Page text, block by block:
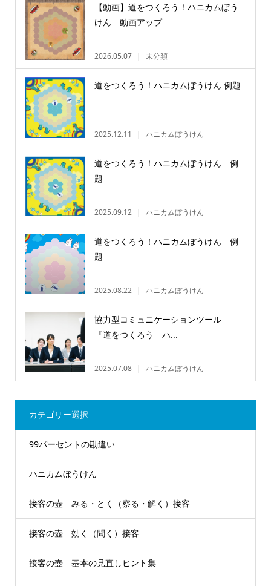
【動画】道をつくろう！ハニカムぼう
けん 動画アップ
2026.05.07 未分類
道をつくろう！ハニカムぼうけん 例題
2025.12.11 ハニカムぼうけん
道をつくろう！ハニカムぼうけん 例
題
2025.09.12 ハニカムぼうけん
道をつくろう！ハニカムぼうけん 例
題
2025.08.22 ハニカムぼうけん
協力型コミュニケーションツール
『道をつくろう ハ...
2025.07.08 ハニカムぼうけん
カテゴリー選択
99パーセントの勘違い
ハニカムぼうけん
接客の壺 みる・とく（察る・解く）接客
接客の壺 効く（聞く）接客
接客の壺 基本の見直しヒント集